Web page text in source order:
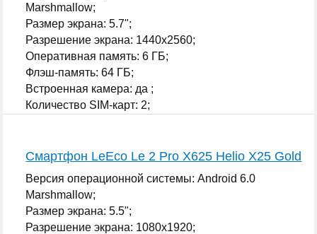
Marshmallow;
Размер экрана: 5.7";
Разрешение экрана: 1440x2560;
Оперативная память: 6 ГБ;
Флэш-память: 64 ГБ;
Встроенная камера: да ;
Количество SIM-карт: 2;
Смартфон LeEco Le 2 Pro X625 Helio X25 Gold
Версия операционной системы: Android 6.0
Marshmallow;
Размер экрана: 5.5";
Разрешение экрана: 1080x1920;